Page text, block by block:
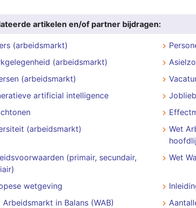
artikelen en/of partner bijdragen:
(arbeidsmarkt)
(arbeidsmarkt)
(arbeidsmarkt)
artificial intelligence
(arbeidsmarkt)
Wet
(primair, secundair,
Wet
wetgeving
Arbeidsmarkt in Balans (WAB)